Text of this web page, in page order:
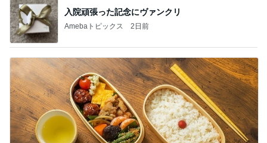
入院頑張った記念にヴァンクリ
Amebaトピックス 2日前